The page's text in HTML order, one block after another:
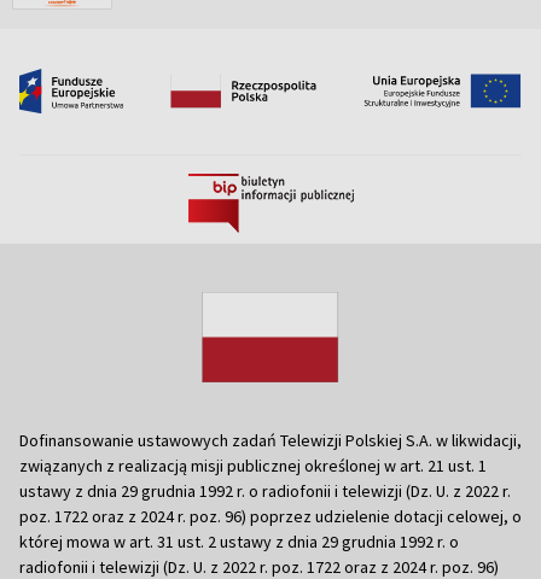
Dofinansowanie ustawowych zadań Telewizji Polskiej S.A. w likwidacji,
związanych z realizacją misji publicznej określonej w art. 21 ust. 1
ustawy z dnia 29 grudnia 1992 r. o radiofonii i telewizji (Dz. U. z 2022 r.
poz. 1722 oraz z 2024 r. poz. 96) poprzez udzielenie dotacji celowej, o
której mowa w art. 31 ust. 2 ustawy z dnia 29 grudnia 1992 r. o
radiofonii i telewizji (Dz. U. z 2022 r. poz. 1722 oraz z 2024 r. poz. 96)